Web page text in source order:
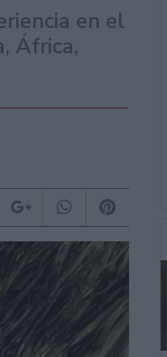
en el
África,